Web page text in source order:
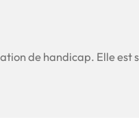
de handicap. Elle est